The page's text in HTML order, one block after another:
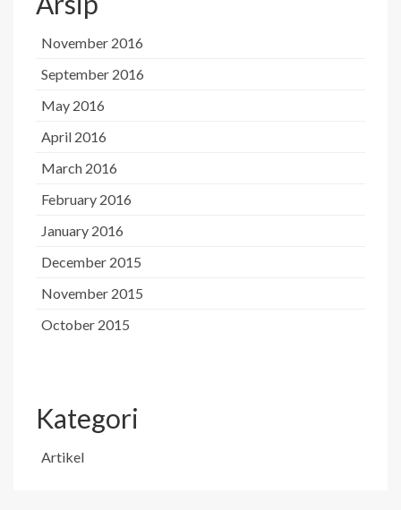
November 2016
September 2016
May 2016
April 2016
March 2016
February 2016
January 2016
December 2015
November 2015
October 2015
Kategori
Artikel